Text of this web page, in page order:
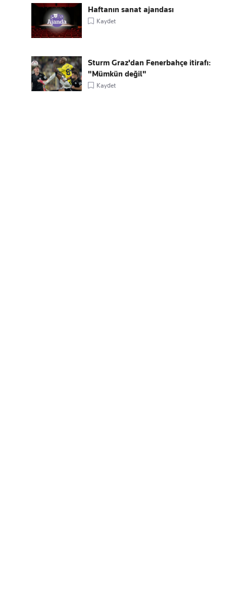
Haftanın sanat ajandası
Kaydet
Sturm Graz'dan Fenerbahçe itirafı:
"Mümkün değil"
Kaydet